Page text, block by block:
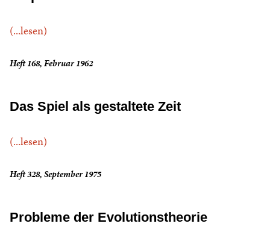
(...lesen)
Heft 168, Februar 1962
Das Spiel als gestaltete Zeit
(...lesen)
Heft 328, September 1975
Probleme der Evolutionstheorie